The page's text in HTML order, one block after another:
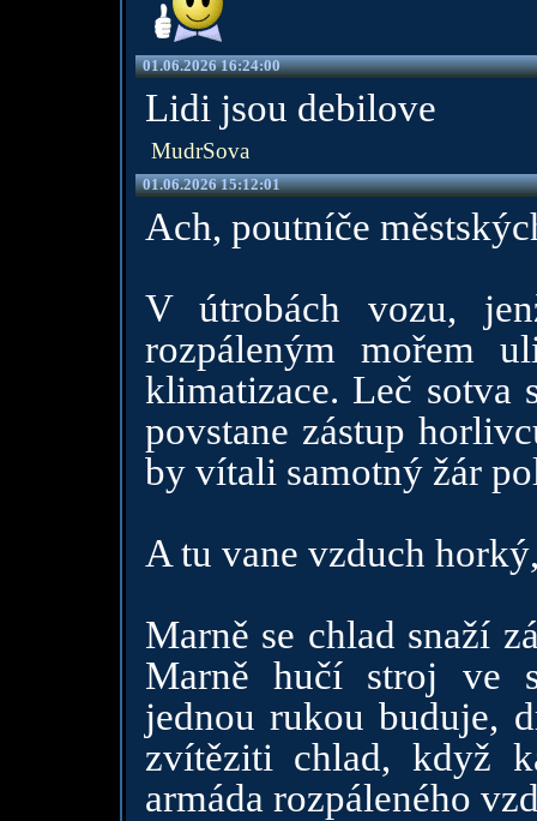
01.06.2026 16:24:00
Lidi jsou debilove
MudrSova
01.06.2026 15:12:01
Ach, poutníče
V útrobách vozu,
rozpáleným mořem
klimatizace. Leč sotva
povstane zástup
by vítali samotný žár
A tu vane vzduch
Marně se chlad snaží
Marně hučí stroj ve
jednou rukou buduje,
zvítěziti chlad, když
armáda rozpáleného